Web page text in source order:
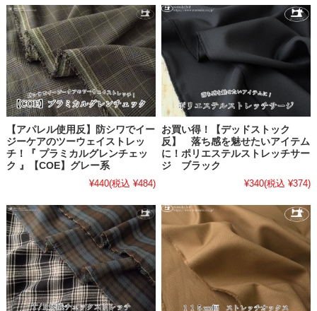
【アパレル使用反】防シワでイー
ジーケアのツーウェイストレッ
チ！『 プラミカルグレンチェッ
ク 』【COE】グレー系
¥440(税込 ¥484)
お買い得！【デッドストック
反】 落ち感を魅せたいアイテム
に！ポリエステルストレッチサー
ジ ブラック
¥340(税込 ¥374)